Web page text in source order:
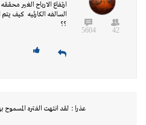
42
5604
ارتفاع الارباح الغير
السالفه الكارثيه كيف
؟؟
عذرا : لقد انتهت الفتره المسموح